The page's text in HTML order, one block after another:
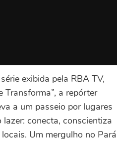
exibida pela RBA TV,
Transforma”, a repórter
a um passeio por lugares
conecta, conscientiza
Um mergulho no Pará